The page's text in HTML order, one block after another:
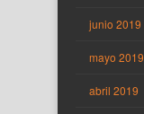
junio 2019
mayo 2019
abril 2019